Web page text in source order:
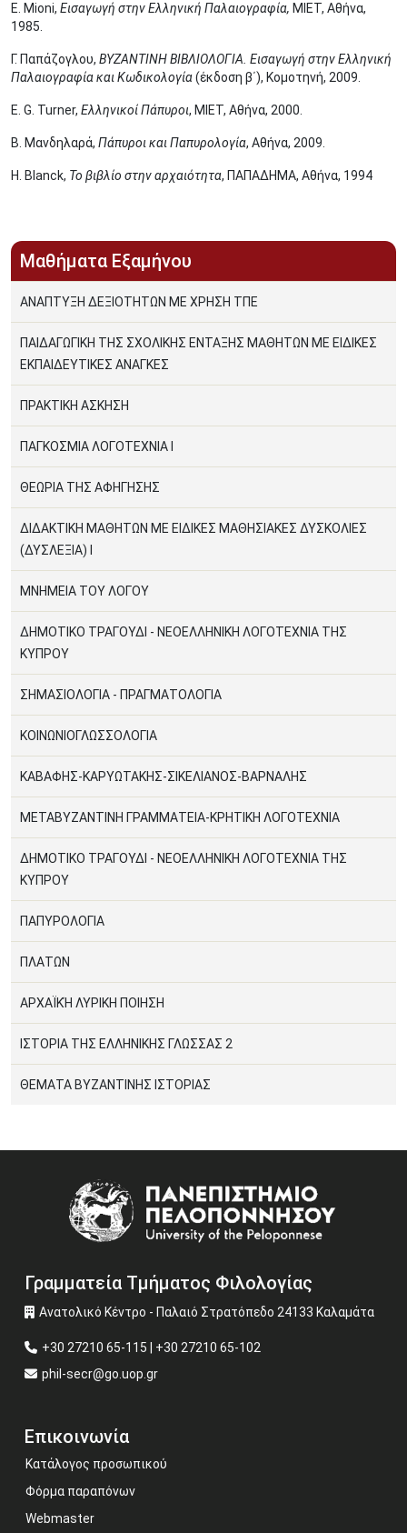
E. Mioni, Εισαγωγή στην Ελληνική Παλαιογραφία, ΜΙΕΤ, Αθήνα,
1985.
Γ. Παπάζογλου, ΒΥΖΑΝΤΙΝΗ ΒΙΒΛΙΟΛΟΓΙΑ. Εισαγωγή στην Ελληνική
Παλαιογραφία και Κωδικολογία(έκδοση β΄), Κομοτηνή, 2009.
E. G. Turner, Ελληνικοί Πάπυροι, ΜΙΕΤ, Αθήνα, 2000.
Β. Μανδηλαρά, Πάπυροι και Παπυρολογία, Αθήνα, 2009.
H. Blanck, Το βιβλίο στην αρχαιότητα, ΠΑΠΑΔΗΜΑ, Αθήνα, 1994
Μαθήματα Εξαμήνου
ΑΝΑΠΤΥΞΗ ΔΕΞΙΟΤΗΤΩΝ ΜΕ ΧΡΗΣΗ ΤΠΕ
ΠΑΙΔΑΓΩΓΙΚΗ ΤΗΣ ΣΧΟΛΙΚΗΣ ΕΝΤΑΞΗΣ ΜΑΘΗΤΩΝ ΜΕ ΕΙΔΙΚΕΣ
ΕΚΠΑΙΔΕΥΤΙΚΕΣ ΑΝΑΓΚΕΣ
ΠΡΑΚΤΙΚΗ ΑΣΚΗΣΗ
ΠΑΓΚΟΣΜΙΑ ΛΟΓΟΤΕΧΝΙΑ Ι
ΘΕΩΡΙΑ ΤΗΣ ΑΦΗΓΗΣΗΣ
ΔΙΔΑΚΤΙΚΗ ΜΑΘΗΤΩΝ ΜΕ ΕΙΔΙΚΕΣ ΜΑΘΗΣΙΑΚΕΣ ΔΥΣΚΟΛΙΕΣ
(ΔΥΣΛΕΞΙΑ) Ι
ΜΝΗΜΕΙΑ ΤΟΥ ΛΟΓΟΥ
ΔΗΜΟΤΙΚΟ ΤΡΑΓΟΥΔΙ - ΝΕΟΕΛΛΗΝΙΚΗ ΛΟΓΟΤΕΧΝΙΑ ΤΗΣ
ΚΥΠΡΟΥ
ΣΗΜΑΣΙΟΛΟΓΙΑ - ΠΡΑΓΜΑΤΟΛΟΓΙΑ
ΚΟΙΝΩΝΙΟΓΛΩΣΣΟΛΟΓΙΑ
ΚΑΒΑΦΗΣ-ΚΑΡΥΩΤΑΚΗΣ-ΣΙΚΕΛΙΑΝΟΣ-ΒΑΡΝΑΛΗΣ
ΜΕΤΑΒΥΖΑΝΤΙΝΗ ΓΡΑΜΜΑΤΕΙΑ-ΚΡΗΤΙΚΗ ΛΟΓΟΤΕΧΝΙΑ
ΔΗΜΟΤΙΚΟ ΤΡΑΓΟΥΔΙ - ΝΕΟΕΛΛΗΝΙΚΗ ΛΟΓΟΤΕΧΝΙΑ ΤΗΣ
ΚΥΠΡΟΥ
ΠΑΠΥΡΟΛΟΓΙΑ
ΠΛΑΤΩΝ
ΑΡΧΑΪΚΉ ΛΥΡΙΚΗ ΠΟΙΗΣΗ
ΙΣΤΟΡΙΑ ΤΗΣ ΕΛΛΗΝΙΚΗΣ ΓΛΩΣΣΑΣ 2
ΘΕΜΑΤΑ ΒΥΖΑΝΤΙΝΗΣ ΙΣΤΟΡΙΑΣ
Γραμματεία Τμήματος Φιλολογίας
Ανατολικό Κέντρο - Παλαιό Στρατόπεδο 24133 Καλαμάτα
+30 27210 65-115 | +30 27210 65-102
phil-secr@go.uop.gr
Επικοινωνία
Κατάλογος προσωπικού
Φόρμα παραπόνων
Webmaster